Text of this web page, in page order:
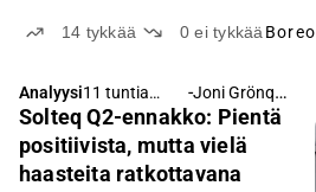
14 tykkää 0ei tykkääBoreo
Analyysi11 tuntia
sitten
- Joni Grönqvist
Solteq Q2-ennakko: Pientä
positiivista, mutta vielä
haasteita ratkottavana